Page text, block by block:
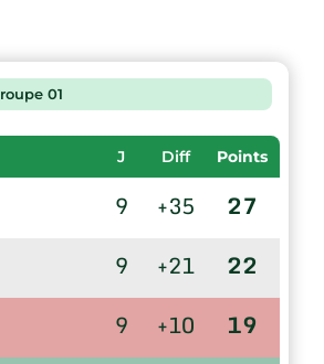
01
J Diff Points
9 +35 27
9 +21 22
9 +10 19